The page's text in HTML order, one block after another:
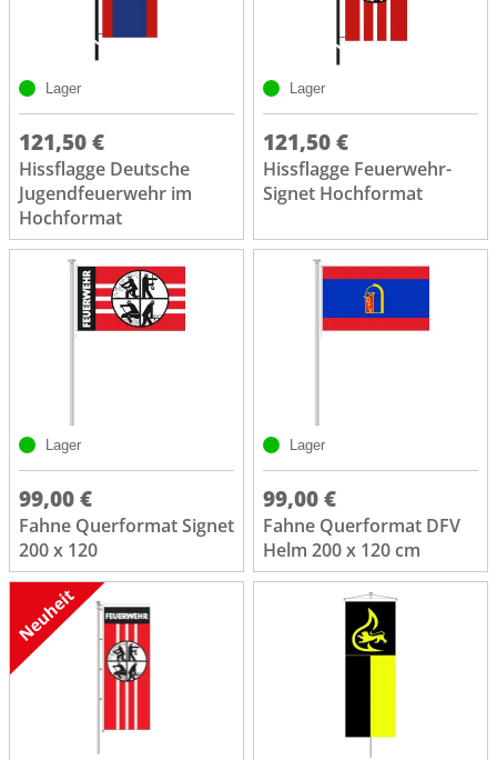
Lager
121,50 €
Hissflagge Deutsche
Jugendfeuerwehr im
Hochformat
Lager
121,50 €
Hissflagge Feuerwehr-
Signet Hochformat
Lager
99,00 €
Fahne Querformat Signet
200 x 120
Lager
99,00 €
Fahne Querformat DFV
Helm 200 x 120 cm